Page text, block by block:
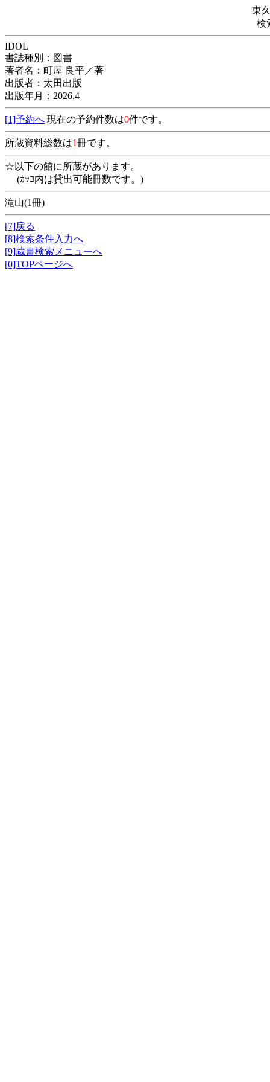
東
検
IDOL
書誌種別：図書
著者名：町屋 良平／著
出版者：太田出版
出版年月：2026.4
[1]予約へ 現在の予約件数は0件です。
所蔵資料総数は1冊です。
☆以下の館に所蔵があります。
(ｶｯｺ内は貸出可能冊数です。)
滝山(1冊)
[7]戻る
[8]検索条件入力へ
[9]蔵書検索メニューへ
[0]TOPページへ